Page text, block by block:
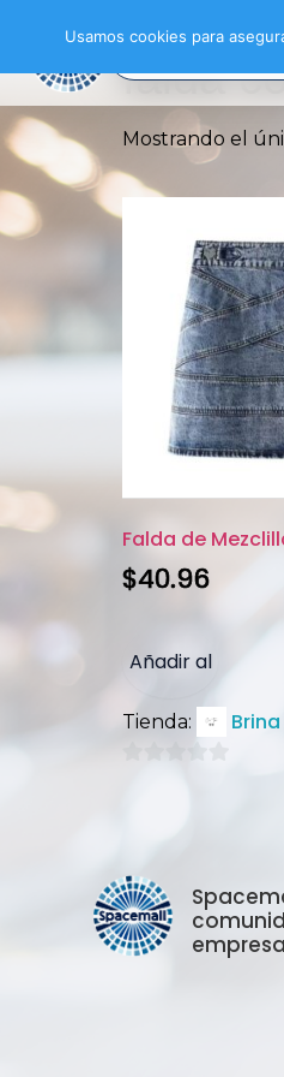
falda
Mostrando el
$40.96
Añadir al
carrito
Tienda: Brina
Usamos cookies para